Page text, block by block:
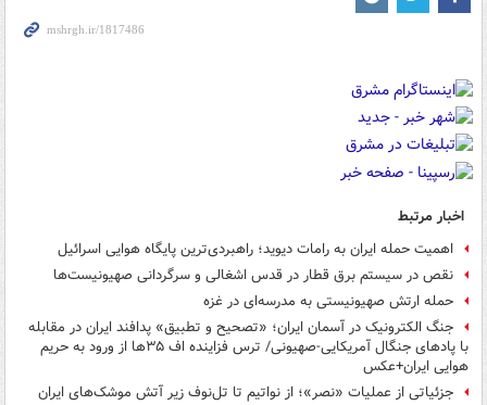
اخبار مرتبط
اهمیت حمله ایران به رامات دیوید؛ راهبردی‌ترین پایگاه هوایی اسرائیل
نقص در سیستم برق‌ قطار در قدس اشغالی و سرگردانی صهیونیست‌ها
حمله ارتش صهیونیستی به مدرسه‌ای در غزه
جنگ الکترونیک در آسمان ایران؛ «تصحیح و تطبیق» پدافند ایران در مقابله
با پادهای جنگال آمریکایی-صهیونی/ ترس فزاینده‌ اف ۳۵ها از ورود به حریم
هوایی ایران+عکس
جزئیاتی از عملیات «نصر»؛ از نواتیم تا تل‌نوف زیر آتش موشک‌های ایران